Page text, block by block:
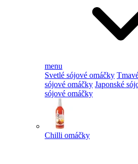
menu
Svetlé sójové omáčky
sójové omáčky Japonské
sójové omáčky
Chilli omáčky